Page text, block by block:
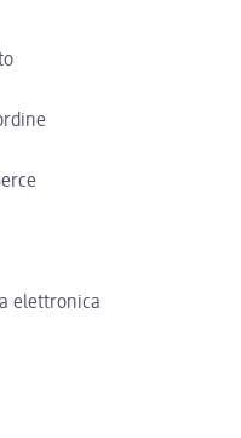
elettronica